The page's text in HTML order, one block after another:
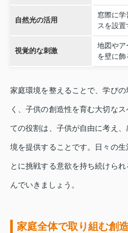
自然光の活用
窓際に学
スを設置
視覚的な刺激
地図やア
を壁に飾
家庭環境を整えることで、学び
く、子供の創造性を育む大切な
ての役割は、子供が自由に考え
境を提供することです。日々の
とに挑戦する意欲を持ち続けら
んでいきましょう。
家庭全体で取り組む創